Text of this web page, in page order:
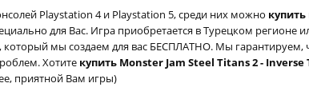
Playstation 4 и Playstation 5, среди них можно купить
для Вас. Игра приобретается в Турецком регионе
который мы создаем для вас БЕСПЛАТНО. Мы гарантируем,
Хотите купить Monster Jam Steel Titans 2 - Inverse
приятной Вам игры)